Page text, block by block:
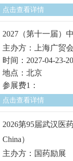
点击查看详情
2027（第十一届）
主办方：上海广贸
时间：2027-04-23-
地点：北京
参展费1：
点击查看详情
2026第95届武汉医
China）
主办方：国药励展